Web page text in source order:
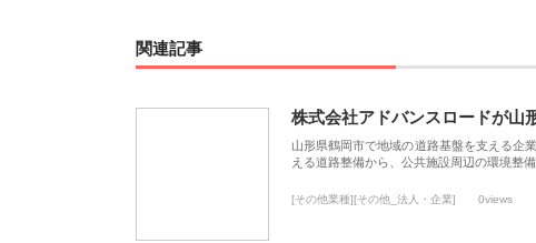
関連記事
株式会社アドバンスロードが山
山形県鶴岡市で地域の道路基盤を支える企
える道路整備から、公共施設周辺の環境整
[その他業種][その他_法人・企業] 0views